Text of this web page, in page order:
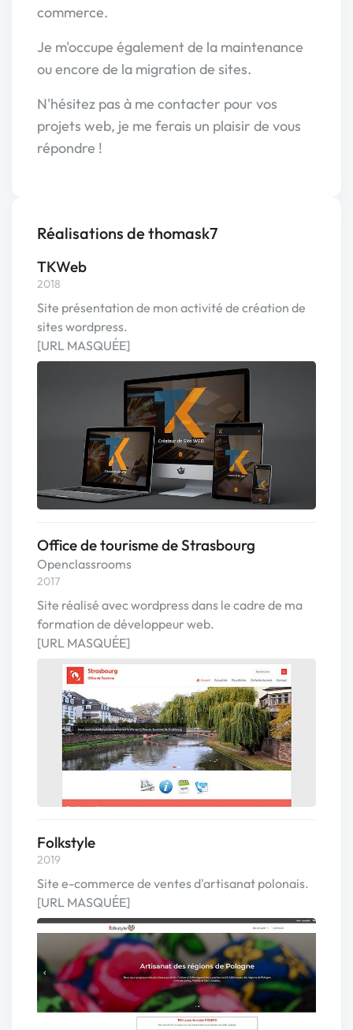
commerce.
Je m'occupe également de la maintenance
ou encore de la migration de sites.
N'hésitez pas à me contacter pour vos
projets web, je me ferais un plaisir de vous
répondre !
Réalisations de thomask7
TKWeb
2018
Site présentation de mon activité de création de
sites wordpress.
[URL MASQUÉE]
Office de tourisme de Strasbourg
Openclassrooms
2017
Site réalisé avec wordpress dans le cadre de ma
formation de développeur web.
[URL MASQUÉE]
Folkstyle
2019
Site e-commerce de ventes d'artisanat polonais.
[URL MASQUÉE]